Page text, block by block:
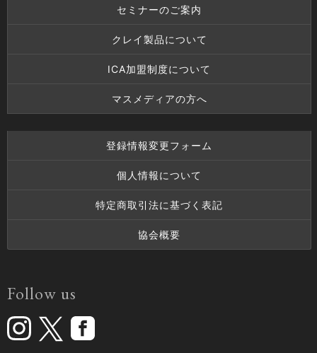
セミナーのご案内
クレイ製品について
ICA加盟制度について
マスメディアの方へ
登録情報変更フォーム
個人情報について
特定商取引法に基づく表記
協会概要
Follow us